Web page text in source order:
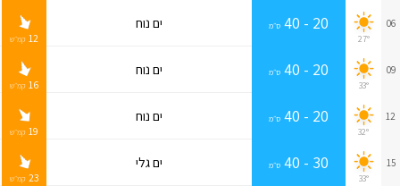
06
27°
20 - 40 ס״מ ים נוח
12 קמ״ש
09
33°
20 - 40 ס״מ ים נוח
16 קמ״ש
12
32°
20 - 40 ס״מ ים נוח
19 קמ״ש
15
33°
30 - 40 ס״מ ים גלי
23 קמ״ש